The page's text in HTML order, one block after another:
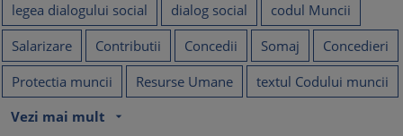
legea dialogului social
dialog social
codul Muncii
Salarizare
Contributii Concedii Somaj
Concedieri
Protectia muncii
Resurse Umane
textul Codului muncii
Vezi mai mult
arrow_drop_down